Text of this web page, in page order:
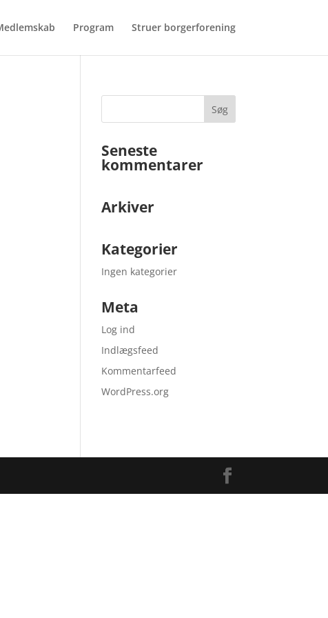
Program Struer borgerforening
Seneste
kommentarer
Arkiver
Kategorier
Ingen kategorier
Meta
Log ind
Indlægsfeed
Kommentarfeed
WordPress.org